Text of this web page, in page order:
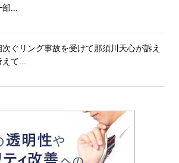
...
ぐリング事故を受けて那須川天心が訴え
て...